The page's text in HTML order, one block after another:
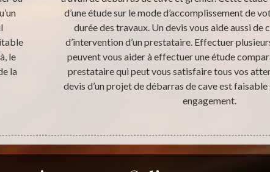
le
la
d’une étude sur le mode d’accomplissement de
durée des travaux. Un devis vous aide aussi de
d’intervention d’un prestataire. Effectuer
peuvent vous aider à effectuer une étude
prestataire qui peut vous satisfaire tous vos
devis d’un projet de débarras de cave est
engagement.